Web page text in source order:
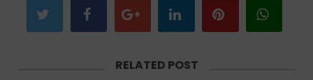
RELATED POST